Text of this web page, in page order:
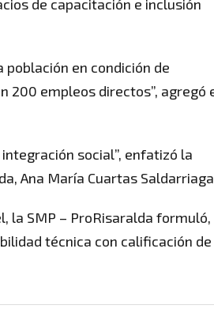
de capacitación e inclusión
en condición de
200 empleos directos”, agregó
social”, enfatizó la
Ana María Cuartas
la SMP – ProRisaralda formuló,
técnica con calificación de